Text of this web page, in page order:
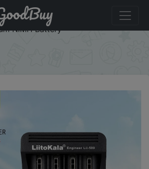
LiitoKala Lii-500 Lii-PD4 Lii-PD2
Lii-M4 Lii-M4S Battery Charger 18650
NiMH Battery